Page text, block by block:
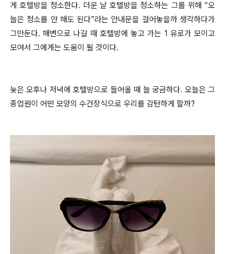
게 호텔방을 청소한다. 더운 날 호텔방을 청소하는 그를 위해 “오
늘은 청소를 안 해도 된다”라는 안내문을 걸어놓을까 생각하다가
그만둔다. 해변으로 나갈 때 호텔방에 놓고 가는 1 유로가 모이고
모여서 그에게는 도움이 될 것이다.
늦은 오후나 저녁에 호텔방으로 들어올 때 늘 궁금하다. 오늘은 그
종업원이 어떤 모양의 수건장식으로 우리를 감탄하게 할까?